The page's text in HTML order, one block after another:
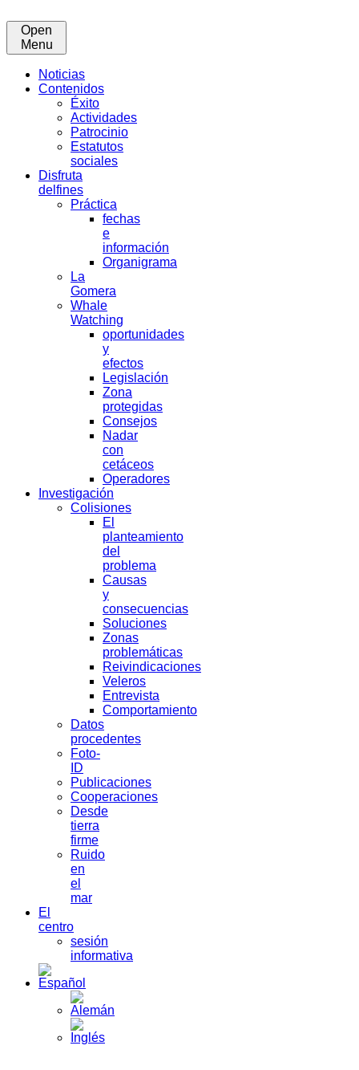
Open
Menu
Noticias
Contenidos
Éxito
Actividades
Patrocinio
Estatutos
sociales
Disfruta
delfines
Práctica
fechas
e
información
Organigrama
La
Gomera
Whale
Watching
oportunidades
y
efectos
Legislación
Zona
protegidas
Consejos
Nadar
con
cetáceos
Operadores
Investigación
Colisiones
El
planteamiento
del
problema
Causas
y
consecuencias
Soluciones
Zonas
problemáticas
Reivindicaciones
Veleros
Entrevista
Comportamiento
Datos
procedentes
Foto-
ID
Publicaciones
Cooperaciones
Desde
tierra
firme
Ruido
en
el
mar
El
centro
sesión
informativa